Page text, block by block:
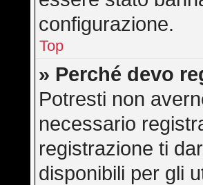
configurazione.
Top
» Perché devo
Potresti non
necessario
registrazione ti
disponibili per gli